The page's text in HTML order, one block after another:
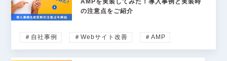
の注意点をご紹介
＃自社事例 ＃Webサイト改善 ＃AMP